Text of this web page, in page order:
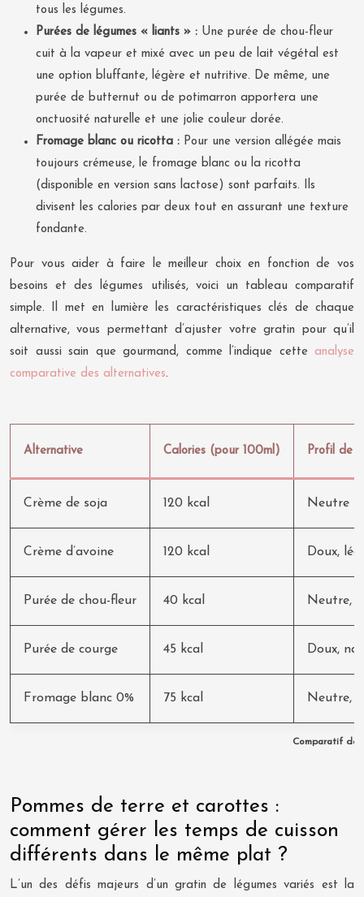
tous les légumes.
Purées de légumes « liants » : Une purée de chou-fleur
cuit à la vapeur et mixé avec un peu de lait végétal est
une option bluffante, légère et nutritive. De même, une
purée de butternut ou de potimarron apportera une
onctuosité naturelle et une jolie couleur dorée.
Fromage blanc ou ricotta : Pour une version allégée mais
toujours crémeuse, le fromage blanc ou la ricotta
(disponible en version sans lactose) sont parfaits. Ils
divisent les calories par deux tout en assurant une texture
fondante.
Pour vous aider à faire le meilleur choix en fonction de vos
besoins et des légumes utilisés, voici un tableau comparatif
simple. Il met en lumière les caractéristiques clés de chaque
alternative, vous permettant d’ajuster votre gratin pour qu’il
soit aussi sain que gourmand, comme l’indique cette analyse
comparative des alternatives.
Comparatif
Alternative Calories (pour 100ml) Profil de
Crème de soja 120 kcal Neutre
Crème d’avoine 120 kcal Doux,
Purée de chou-fleur 40 kcal Neutre,
Purée de courge 45 kcal Doux,
Fromage blanc 0% 75 kcal Neutre,
Pommes de terre et carottes :
comment gérer les temps de cuisson
différents dans le même plat ?
L’un des défis majeurs d’un gratin de légumes variés est la